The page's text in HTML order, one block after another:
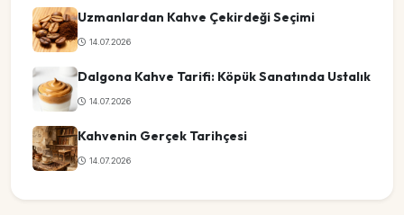
Uzmanlardan Kahve Çekirdeği Seçimi
14.07.2026
Dalgona Kahve Tarifi: Köpük Sanatında Ustalık
14.07.2026
Kahvenin Gerçek Tarihçesi
14.07.2026